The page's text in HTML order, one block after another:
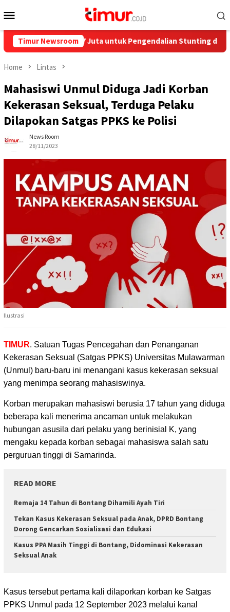
to
Menu
Timur Newsroom
Rp858,7 Juta untuk Pengendalian Stunting di Kota Bontang
Home Lintas
Mahasiswi Unmul Diduga Jadi Korban
Kekerasan Seksual, Terduga Pelaku
Dilapokan Satgas PPKS ke Polisi
News Room
28/11/2023
Ilustrasi
TIMUR. Satuan Tugas Pencegahan dan Penanganan
Kekerasan Seksual (Satgas PPKS) Universitas Mulawarman
(Unmul) baru-baru ini menangani kasus kekerasan seksual
yang menimpa seorang mahasiswinya.
Korban merupakan mahasiswi berusia 17 tahun yang diduga
beberapa kali menerima ancaman untuk melakukan
hubungan asusila dari pelaku yang berinisial K, yang
mengaku kepada korban sebagai mahasiswa salah satu
perguruan tinggi di Samarinda.
READ MORE
Remaja 14 Tahun di Bontang Dihamili Ayah Tiri
Tekan Kasus Kekerasan Seksual pada Anak, DPRD Bontang
Dorong Gencarkan Sosialisasi dan Edukasi
Kasus PPA Masih Tinggi di Bontang, Didominasi Kekerasan
Seksual Anak
Kasus tersebut pertama kali dilaporkan korban ke Satgas
PPKS Unmul pada 12 September 2023 melalui kanal